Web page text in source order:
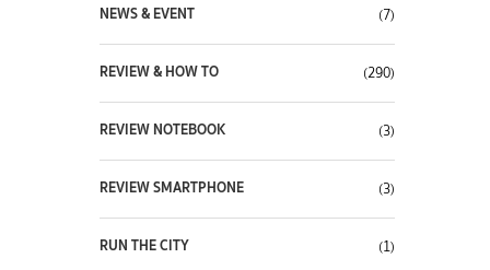
NEWS & EVENT (7)
REVIEW & HOW TO (290)
REVIEW NOTEBOOK (3)
REVIEW SMARTPHONE (3)
RUN THE CITY (1)